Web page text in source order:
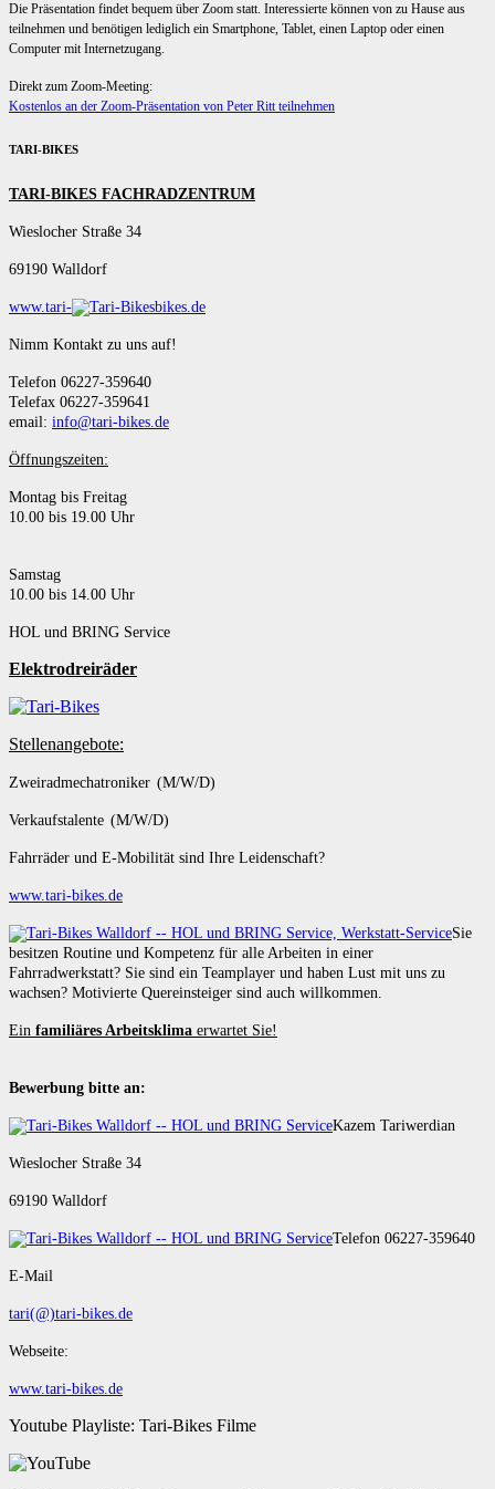
Die Präsentation findet bequem über Zoom statt. Interessierte können von zu Hause aus
teilnehmen und benötigen lediglich ein Smartphone, Tablet, einen Laptop oder einen
Computer mit Internetzugang.
Direkt zum Zoom-Meeting:
Kostenlos an der Zoom-Präsentation von Peter Ritt teilnehmen
TARI-BIKES
TARI-BIKES FACHRADZENTRUM
Wieslocher Straße 34
69190 Walldorf
www.tari- bikes.de
Nimm Kontakt zu uns auf!
Telefon 06227-359640
Telefax 06227-359641
email: info@tari-bikes.de
Öffnungszeiten:
Montag bis Freitag
10.00 bis 19.00 Uhr
Samstag
10.00 bis 14.00 Uhr
HOL und BRING Service
Elektrodreiräder
Stellenangebote:
Zweiradmechatroniker (M/W/D)
Verkaufstalente (M/W/D)
Fahrräder und E-Mobilität sind Ihre Leidenschaft?
www.tari-bikes.de
Sie
besitzen Routine und Kompetenz für alle Arbeiten in einer
Fahrradwerkstatt? Sie sind ein Teamplayer und haben Lust mit uns zu
wachsen? Motivierte Quereinsteiger sind auch willkommen.
Ein familiäres Arbeitsklima erwartet Sie!
Bewerbung bitte an:
Kazem Tariwerdian
Wieslocher Straße 34
69190 Walldorf
Telefon 06227-359640
E-Mail
tari(@)tari-bikes.de
Webseite:
www.tari-bikes.de
Youtube Playliste: Tari-Bikes Filme